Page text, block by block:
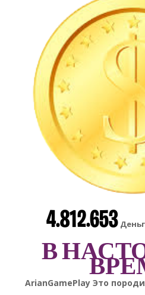
4.812.653
В
gonsabellaЭто породило